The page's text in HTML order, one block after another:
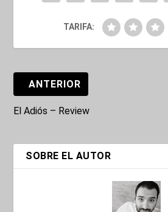
TARIFA:
ANTERIOR
El Adiós – Review
SOBRE EL AUTOR